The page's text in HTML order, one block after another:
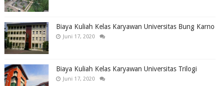
Biaya Kuliah Kelas Karyawan Universitas Bung Karno
Juni 17, 2020
Biaya Kuliah Kelas Karyawan Universitas Trilogi
Juni 17, 2020